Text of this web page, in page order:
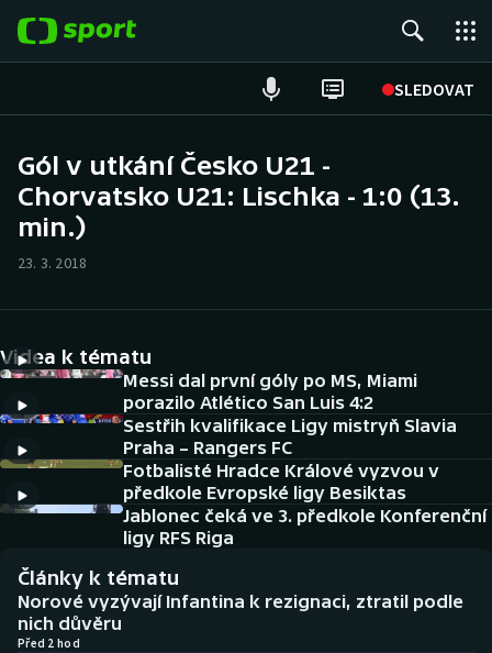
SLEDOVAT
Hokej
Tenis
Cyklistika
DALŠÍ SPORTY
Americký fotbal
Baseball a softbal
Biatlon
NEPŘEHLÉDNĚTE
Soutěže
Aplikace ČT sport
Gól v utkání Česko U21 -
Chorvatsko U21: Lischka - 1:0 (13.
min.)
23. 3. 2018
Videa k tématu
Messi dal první góly po MS, Miami
porazilo Atlético San Luis 4:2
Sestřih kvalifikace Ligy mistryň Slavia
Praha – Rangers FC
Fotbalisté Hradce Králové vyzvou v
předkole Evropské ligy Besiktas
Jablonec čeká ve 3. předkole Konferenční
ligy RFS Riga
Články k tématu
Norové vyzývají Infantina k rezignaci, ztratil podle
nich důvěru
Před 2 hod